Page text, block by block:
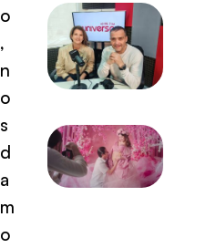
o
,
n
o
s
d
a
m
o